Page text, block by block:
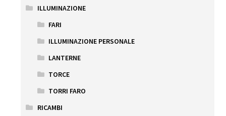
ILLUMINAZIONE
FARI
ILLUMINAZIONE PERSONALE
LANTERNE
TORCE
TORRI FARO
RICAMBI